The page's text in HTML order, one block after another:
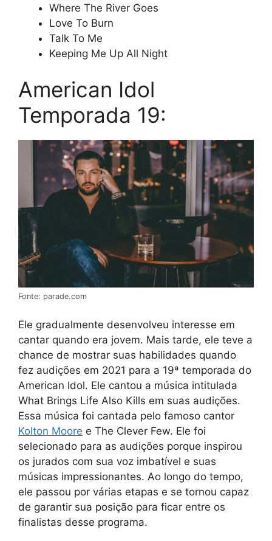
Where The River Goes
Love To Burn
Talk To Me
Keeping Me Up All Night
American Idol
Temporada 19:
Fonte: parade.com
Ele gradualmente desenvolveu interesse em
cantar quando era jovem. Mais tarde, ele teve a
chance de mostrar suas habilidades quando
fez audições em 2021 para a 19ª temporada do
American Idol. Ele cantou a música intitulada
What Brings Life Also Kills em suas audições.
Essa música foi cantada pelo famoso cantor
Kolton Moore e The Clever Few. Ele foi
selecionado para as audições porque inspirou
os jurados com sua voz imbatível e suas
músicas impressionantes. Ao longo do tempo,
ele passou por várias etapas e se tornou capaz
de garantir sua posição para ficar entre os
finalistas desse programa.